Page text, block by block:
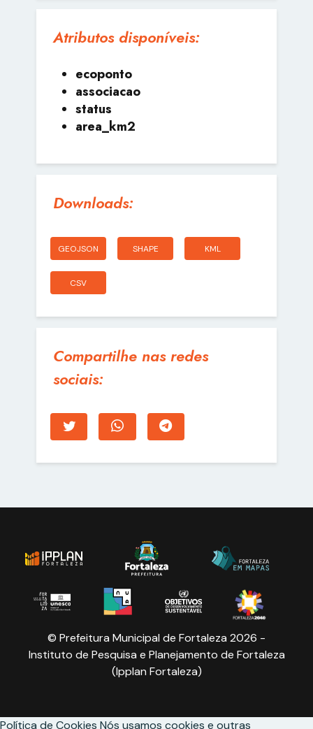
Atributos disponíveis:
ecoponto
associacao
status
area_km2
Downloads:
GEOJSON SHAPE KML
CSV
Compartilhe nas redes
sociais:
© Prefeitura Municipal de Fortaleza 2026 -
Instituto de Pesquisa e Planejamento de Fortaleza
(Ipplan Fortaleza)
Política de Cookies Nós usamos cookies e outras